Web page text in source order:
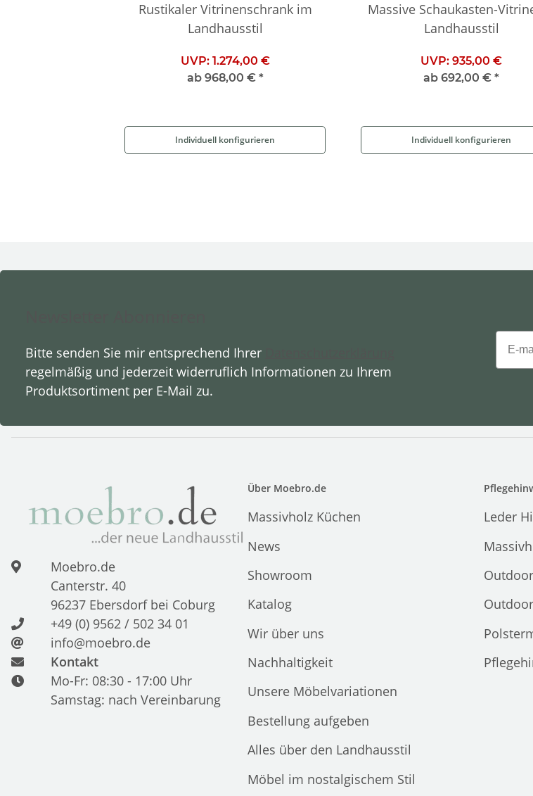
Rustikaler Vitrinenschrank im
Landhausstil
UVP: 1.274,00 €
ab 968,00 € *
Individuell konfigurieren
Massive Schaukasten-
Landhausstil
UVP: 935,00 €
ab 692,00 € *
Individuell konfigurieren
Bitte senden Sie mir entsprechend Ihrer
regelmäßig und jederzeit widerruflich Informationen zu Ihrem
Produktsortiment per E-Mail zu.
Email
Moebro.de
Canterstr. 40
96237 Ebersdorf bei Coburg
+49 (0) 9562 / 502 34 01
info@moebro.de
Kontakt
Mo-Fr: 08:30 - 17:00 Uhr
Samstag: nach Vereinbarung
Über Moebro.de
Massivholz Küchen
News
Showroom
Katalog
Wir über uns
Nachhaltigkeit
Unsere Möbelvariationen
Bestellung aufgeben
Alles über den Landhausstil
Möbel im nostalgischem Stil
Leder